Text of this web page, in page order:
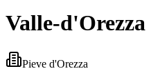
Valle-d'Orezza
Pieve d'Orezza